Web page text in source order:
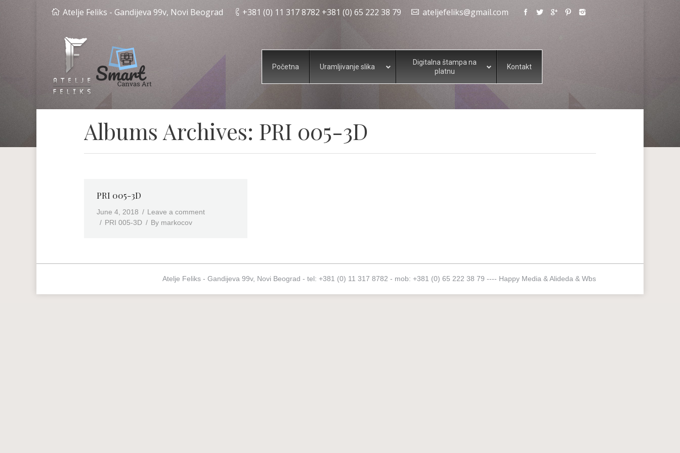
Atelje Feliks - Gandijeva 99v, Novi Beograd +381 (0) 11 317 8782 +381 (0) 65 222 38 79 ateljefeliks@gmail.com
Početna Uramljivanje slika
Digitalna štampa na
platnu
Kontakt
Albums Archives: PRI 005-3D
PRI 005-3D
June 4, 2018
Leave a comment
PRI 005-3D
By markocov
Atelje Feliks - Gandijeva 99v, Novi Beograd - tel: +381 (0) 11 317 8782 - mob: +381 (0) 65 222 38 79 ---- Happy Media & Alideda & Wbs